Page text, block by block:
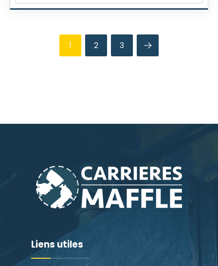
1 2 3
Liens utiles